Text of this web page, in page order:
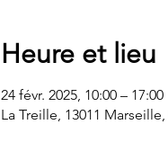
Heure et lieu
24 févr. 2025, 10:00 – 17:00
La Treille, 13011